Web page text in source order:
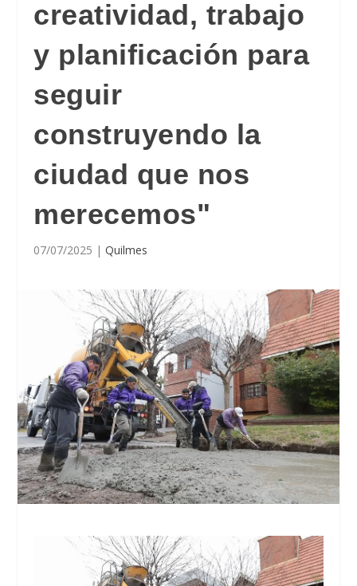
creatividad, trabajo
y planificación para
seguir
construyendo la
ciudad que nos
merecemos"
07/07/2025 |Quilmes